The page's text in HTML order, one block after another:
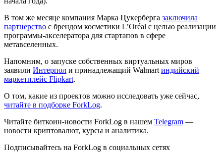
В том же месяце компания Марка Цукерберга заключила
партнерство с брендом косметики L’Oréal с целью реализации
программы-акселератора для стартапов в сфере
метавселенных.
Напомним, о запуске собственных виртуальных миров
заявили Интерпол и принадлежащий Walmart индийский
маркетплейс Flipkart.
О том, какие из проектов можно исследовать уже сейчас,
читайте в подборке ForkLog.
Читайте биткоин-новости ForkLog в нашем Telegram —
новости криптовалют, курсы и аналитика.
Подписывайтесь на ForkLog в социальных сетях